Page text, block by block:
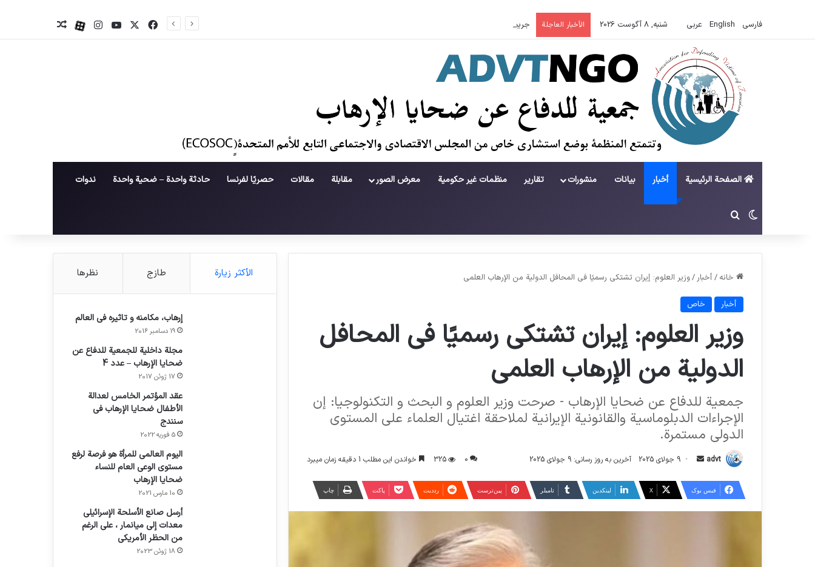
فارسی English عربي شنبه, 8 آگوست 2026 الأخبار العاجلة جريمة في منطقة لامرد ؛ حطام يتساقط على حياة لاعبي كرة قدم شباب فیس بوکیوتیوباینستاگرام
آپاراتنوشته تصادفی
الصفحة الرئيسية أخبار بيانات منشورات تقارير منظمات غير حكومية معرض الصور مقابلة مقالات حصريًا لفرنسا حادثة واحدة – ضحية واحدة ندوات
تغییر پوسته
جستجو برای
خانه / أخبار /وزير العلوم: إيران تشتكي رسميًا في المحافل الدولية من الإرهاب العلمي
أخبار خاص
وزير العلوم: إيران تشتكي رسميًا في المحافل
الدولية من الإرهاب العلمي
جمعية للدفاع عن ضحايا الإرهاب - صرحت وزير العلوم و البحث و التكنولوجيا: إن
الإجراءات الدبلوماسية والقانونية الإيرانية لملاحقة اغتيال العلماء على المستوى
الدولي مستمرة.
advt ارسال
9 جولای 2025 آخرین به روز رسانی: 9 جولای 2025 0
325 خواندن این مطلب 1 دقیقه زمان میبرد
فیس بوک X لینکدین ‫تامبلر ‫پین‌ترست ‫رددیت پاکت چاپ
الأكثر زيارة طازج نظرها
إرهاب، مكامنه و تاثيره في العالم
19 دسامبر 2016
مجلة داخلية للجمعية للدفاع عن
ضحايا الإرهاب – عدد 4
17 ژوئن 2017
عقد المؤتمر الخامس لعدالة
الأطفال ضحايا الإرهاب في
سنندج
5 فوریه 2022
اليوم العالمي للمرأة هو فرصة لرفع
مستوى الوعي العام للنساء
ضحايا الإرهاب
10 مارس 2021
أرسل صانع الأسلحة الإسرائيلي
معدات إلى ميانمار ، على الرغم
من الحظر الأمريكي
18 ژوئن 2023